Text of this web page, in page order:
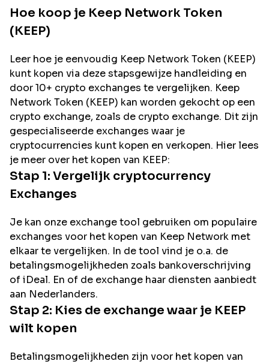
Hoe koop je Keep Network Token
(KEEP)
Leer hoe je eenvoudig Keep NetworkToken (KEEP)
kunt kopen via deze stapsgewijze handleiding en
door 10+ crypto exchanges te vergelijken. Keep
NetworkToken (KEEP) kan worden gekocht op een
crypto exchange, zoals de crypto exchange. Dit zijn
gespecialiseerde exchanges waar je
cryptocurrencies kunt kopen en verkopen. Hier lees
je meer over het kopen van KEEP:
Stap 1: Vergelijk cryptocurrency
Exchanges
Je kan onze exchange tool gebruiken om populaire
exchanges voor het kopen van Keep Network met
elkaar te vergelijken. In de tool vind je o.a. de
betalingsmogelijkheden zoals bankoverschrijving
of iDeal. En of de exchange haar diensten aanbiedt
aan Nederlanders.
Stap 2: Kies de exchange waar je KEEP
wilt kopen
Betalingsmogelijkheden zijn voor het kopen van